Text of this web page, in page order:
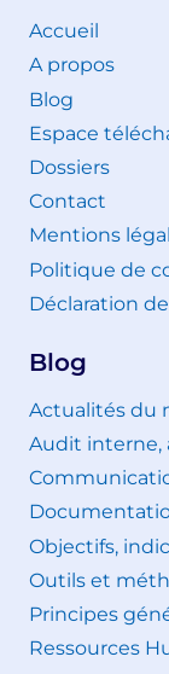
Accueil
A propos
Blog
Espace
Dossiers
Contact
Mentions
Politique de
Déclaration
Blog
Actualités du
Audit interne,
Objectifs,
Outils et
Principes
Ressources